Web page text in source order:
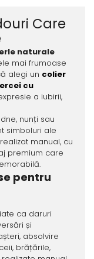
Care
naturale
mai frumoase
alegi un colier
cu
a iubirii,
nunți sau
simboluri ale
manual, cu
premium care
pentru
ca daruri
și
absolvire
brățările,